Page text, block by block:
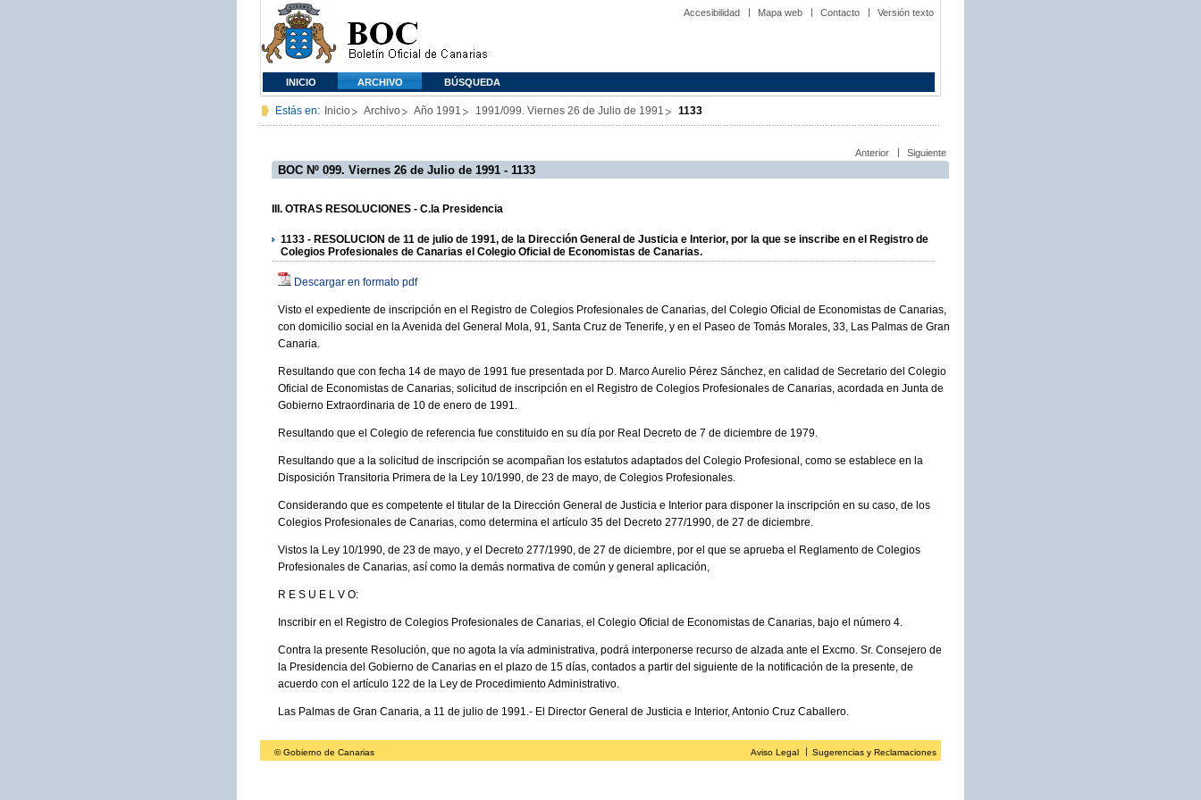
Accesibilidad Mapa web Contacto Versión texto
INICIO ARCHIVO BÚSQUEDA
Estás en: Inicio Archivo Año 1991 1991/099. Viernes 26 de Julio de 1991 1133
Anterior Siguiente
BOC Nº 099. Viernes 26 de Julio de 1991 - 1133
III. OTRAS RESOLUCIONES - C.la Presidencia
1133 - RESOLUCION de 11 de julio de 1991, de la Dirección General de Justicia e Interior, por la que se inscribe en el Registro de
Colegios Profesionales de Canarias el Colegio Oficial de Economistas de Canarias.
Descargar en formato pdf
Visto el expediente de inscripción en el Registro de Colegios Profesionales de Canarias, del Colegio Oficial de Economistas de Canarias,
con domicilio social en la Avenida del General Mola, 91, Santa Cruz de Tenerife, y en el Paseo de Tomás Morales, 33, Las Palmas de Gran
Canaria.
Resultando que con fecha 14 de mayo de 1991 fue presentada por D. Marco Aurelio Pérez Sánchez, en calidad de Secretario del Colegio
Oficial de Economistas de Canarias, solicitud de inscripción en el Registro de Colegios Profesionales de Canarias, acordada en Junta de
Gobierno Extraordinaria de 10 de enero de 1991.
Resultando que el Colegio de referencia fue constituido en su día por Real Decreto de 7 de diciembre de 1979.
Resultando que a la solicitud de inscripción se acompañan los estatutos adaptados del Colegio Profesional, como se establece en la
Disposición Transitoria Primera de la Ley 10/1990, de 23 de mayo, de Colegios Profesionales.
Considerando que es competente el titular de la Dirección General de Justicia e Interior para disponer la inscripción en su caso, de los
Colegios Profesionales de Canarias, como determina el artículo 35 del Decreto 277/1990, de 27 de diciembre.
Vistos la Ley 10/1990, de 23 de mayo, y el Decreto 277/1990, de 27 de diciembre, por el que se aprueba el Reglamento de Colegios
Profesionales de Canarias, así como la demás normativa de común y general aplicación,
R E S U E L V O:
Inscribir en el Registro de Colegios Profesionales de Canarias, el Colegio Oficial de Economistas de Canarias, bajo el número 4.
Contra la presente Resolución, que no agota la vía administrativa, podrá interponerse recurso de alzada ante el Excmo. Sr. Consejero de
la Presidencia del Gobierno de Canarias en el plazo de 15 días, contados a partir del siguiente de la notificación de la presente, de
acuerdo con el artículo 122 de la Ley de Procedimiento Administrativo.
Las Palmas de Gran Canaria, a 11 de julio de 1991.- El Director General de Justicia e Interior, Antonio Cruz Caballero.
© Gobierno de Canarias Aviso Legal Sugerencias y Reclamaciones